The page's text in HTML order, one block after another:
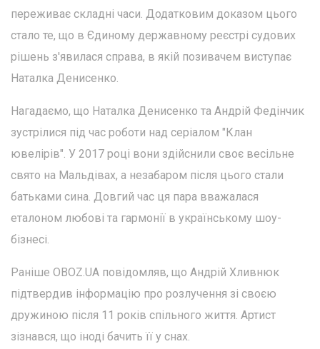
переживає складні часи. Додатковим доказом цього
стало те, що в Єдиному державному реєстрі судових
рішень з'явилася справа, в якій позивачем виступає
Наталка Денисенко.
Нагадаємо, що Наталка Денисенко та Андрій Федінчик
зустрілися під час роботи над серіалом "Клан
ювелірів". У 2017 році вони здійснили своє весільне
свято на Мальдівах, а незабаром після цього стали
батьками сина. Довгий час ця пара вважалася
еталоном любові та гармонії в українському шоу-
бізнесі.
Раніше OBOZ.UA повідомляв, що Андрій Хливнюк
підтвердив інформацію про розлучення зі своєю
дружиною після 11 років спільного життя. Артист
зізнався, що іноді бачить її у снах.